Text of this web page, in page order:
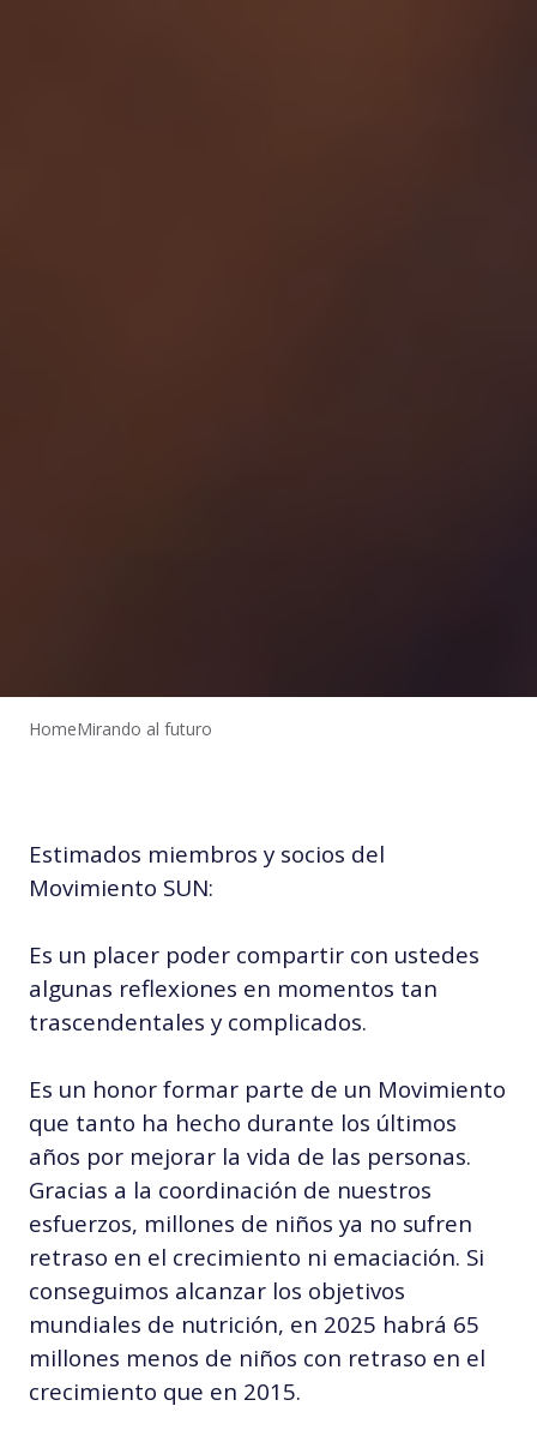
HomeMirando al futuro
Estimados miembros y socios del
Movimiento SUN:
Es un placer poder compartir con ustedes
algunas reflexiones en momentos tan
trascendentales y complicados.
Es un honor formar parte de un Movimiento
que tanto ha hecho durante los últimos
años por mejorar la vida de las personas.
Gracias a la coordinación de nuestros
esfuerzos, millones de niños ya no sufren
retraso en el crecimiento ni emaciación. Si
conseguimos alcanzar los objetivos
mundiales de nutrición, en 2025 habrá 65
millones menos de niños con retraso en el
crecimiento que en 2015.